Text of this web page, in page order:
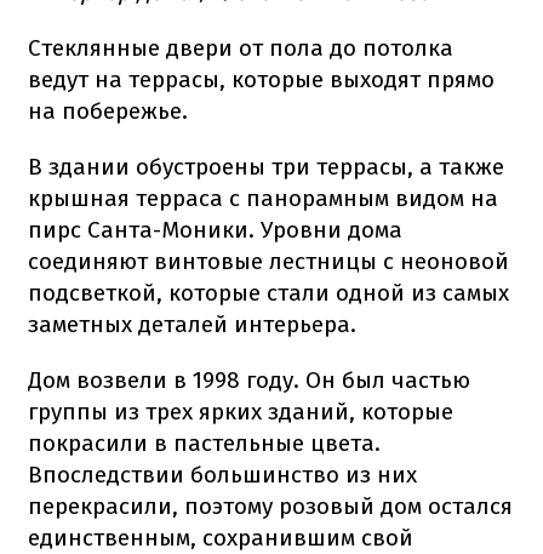
Стеклянные двери от пола до потолка
ведут на террасы, которые выходят прямо
на побережье.
В здании обустроены три террасы, а также
крышная терраса с панорамным видом на
пирс Санта-Моники. Уровни дома
соединяют винтовые лестницы с неоновой
подсветкой, которые стали одной из самых
заметных деталей интерьера.
Дом возвели в 1998 году. Он был частью
группы из трех ярких зданий, которые
покрасили в пастельные цвета.
Впоследствии большинство из них
перекрасили, поэтому розовый дом остался
единственным, сохранившим свой